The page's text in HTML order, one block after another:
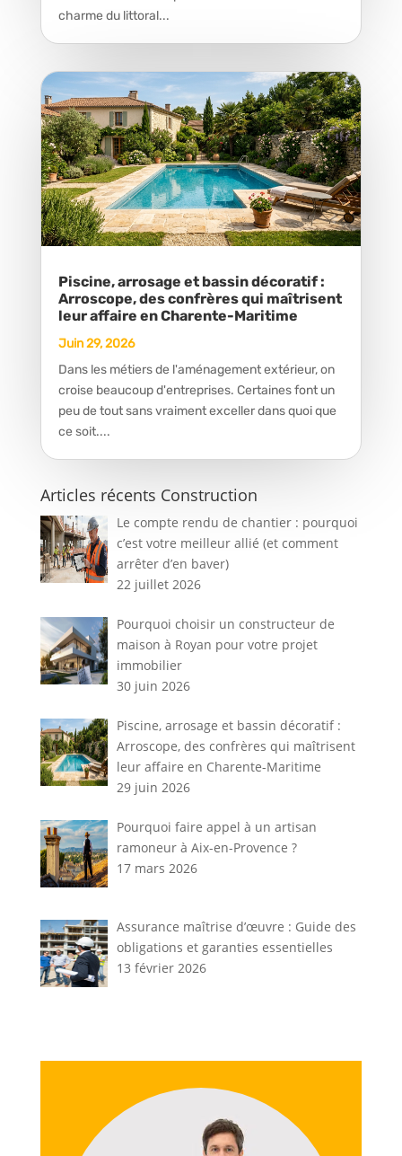
charme du littoral...
Piscine, arrosage et bassin décoratif :
Arroscope, des confrères qui maîtrisent
leur affaire en Charente-Maritime
Juin 29, 2026
Dans les métiers de l'aménagement extérieur, on
croise beaucoup d'entreprises. Certaines font un
peu de tout sans vraiment exceller dans quoi que
ce soit....
Articles récents Construction
Le compte rendu de chantier : pourquoi
c’est votre meilleur allié (et comment
arrêter d’en baver)
22 juillet 2026
Pourquoi choisir un constructeur de
maison à Royan pour votre projet
immobilier
30 juin 2026
Piscine, arrosage et bassin décoratif :
Arroscope, des confrères qui maîtrisent
leur affaire en Charente-Maritime
29 juin 2026
Pourquoi faire appel à un artisan
ramoneur à Aix-en-Provence ?
17 mars 2026
Assurance maîtrise d’œuvre : Guide des
obligations et garanties essentielles
13 février 2026